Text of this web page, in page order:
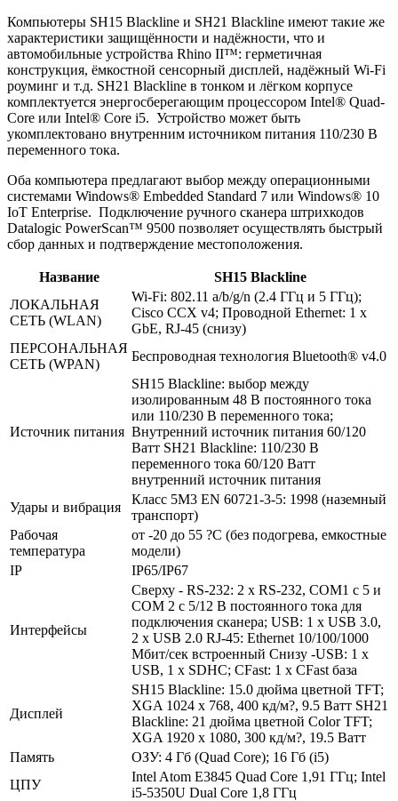
Компьютеры SH15 Blackline и SH21 Blackline имеют такие же
характеристики защищённости и надёжности, что и
автомобильные устройства Rhino II™: герметичная
конструкция, ёмкостной сенсорный дисплей, надёжный Wi-Fi
роуминг и т.д. SH21 Blackline в тонком и лёгком корпусе
комплектуется энергосберегающим процессором Intel® Quad-
Core или Intel® Core i5. Устройство может быть
укомплектовано внутренним источником питания 110/230 В
переменного тока.
Оба компьютера предлагают выбор между операционными
системами Windows® Embedded Standard 7 или Windows® 10
IoT Enterprise. Подключение ручного сканера штрихкодов
Datalogic PowerScan™ 9500 позволяет осуществлять быстрый
сбор данных и подтверждение местоположения.
Название
SH15 Blackline
ЛОКАЛЬНАЯ
СЕТЬ (WLAN)
Wi-Fi: 802.11 a/b/g/n (2.4 ГГц и 5 ГГц);
Cisco CCX v4; Проводной Ethernet: 1 x
GbE, RJ-45 (снизу)
ПЕРСОНАЛЬНАЯ
СЕТЬ (WPAN)
Беспроводная технология Bluetooth® v4.0
Источник питания
SH15 Blackline: выбор между
изолированным 48 В постоянного тока
или 110/230 В переменного тока;
Внутренний источник питания 60/120
Ватт SH21 Blackline: 110/230 В
переменного тока 60/120 Ватт
внутренний источник питания
Удары и вибрация
Класс 5M3 EN 60721-3-5: 1998 (наземный
транспорт)
Рабочая
температура
от -20 до 55 ?C (без подогрева, емкостные
модели)
IP
IP65/IP67
Интерфейсы
Сверху - RS-232: 2 x RS-232, COM1 с 5 и
COM 2 с 5/12 В постоянного тока для
подключения сканера; USB: 1 x USB 3.0,
2 x USB 2.0 RJ-45: Ethernet 10/100/1000
Мбит/сек встроенный Снизу -USB: 1 x
USB, 1 x SDHC; CFast: 1 x CFast база
Дисплей
SH15 Blackline: 15.0 дюйма цветной TFT;
XGA 1024 x 768, 400 кд/м?, 9.5 Ватт SH21
Blackline: 21 дюйма цветной Color TFT;
XGA 1920 x 1080, 300 кд/м?, 19.5 Ватт
Память
ОЗУ: 4 Гб (Quad Core); 16 Гб (i5)
ЦПУ
Intel Atom E3845 Quad Core 1,91 ГГц; Intel
i5-5350U Dual Core 1,8 ГГц